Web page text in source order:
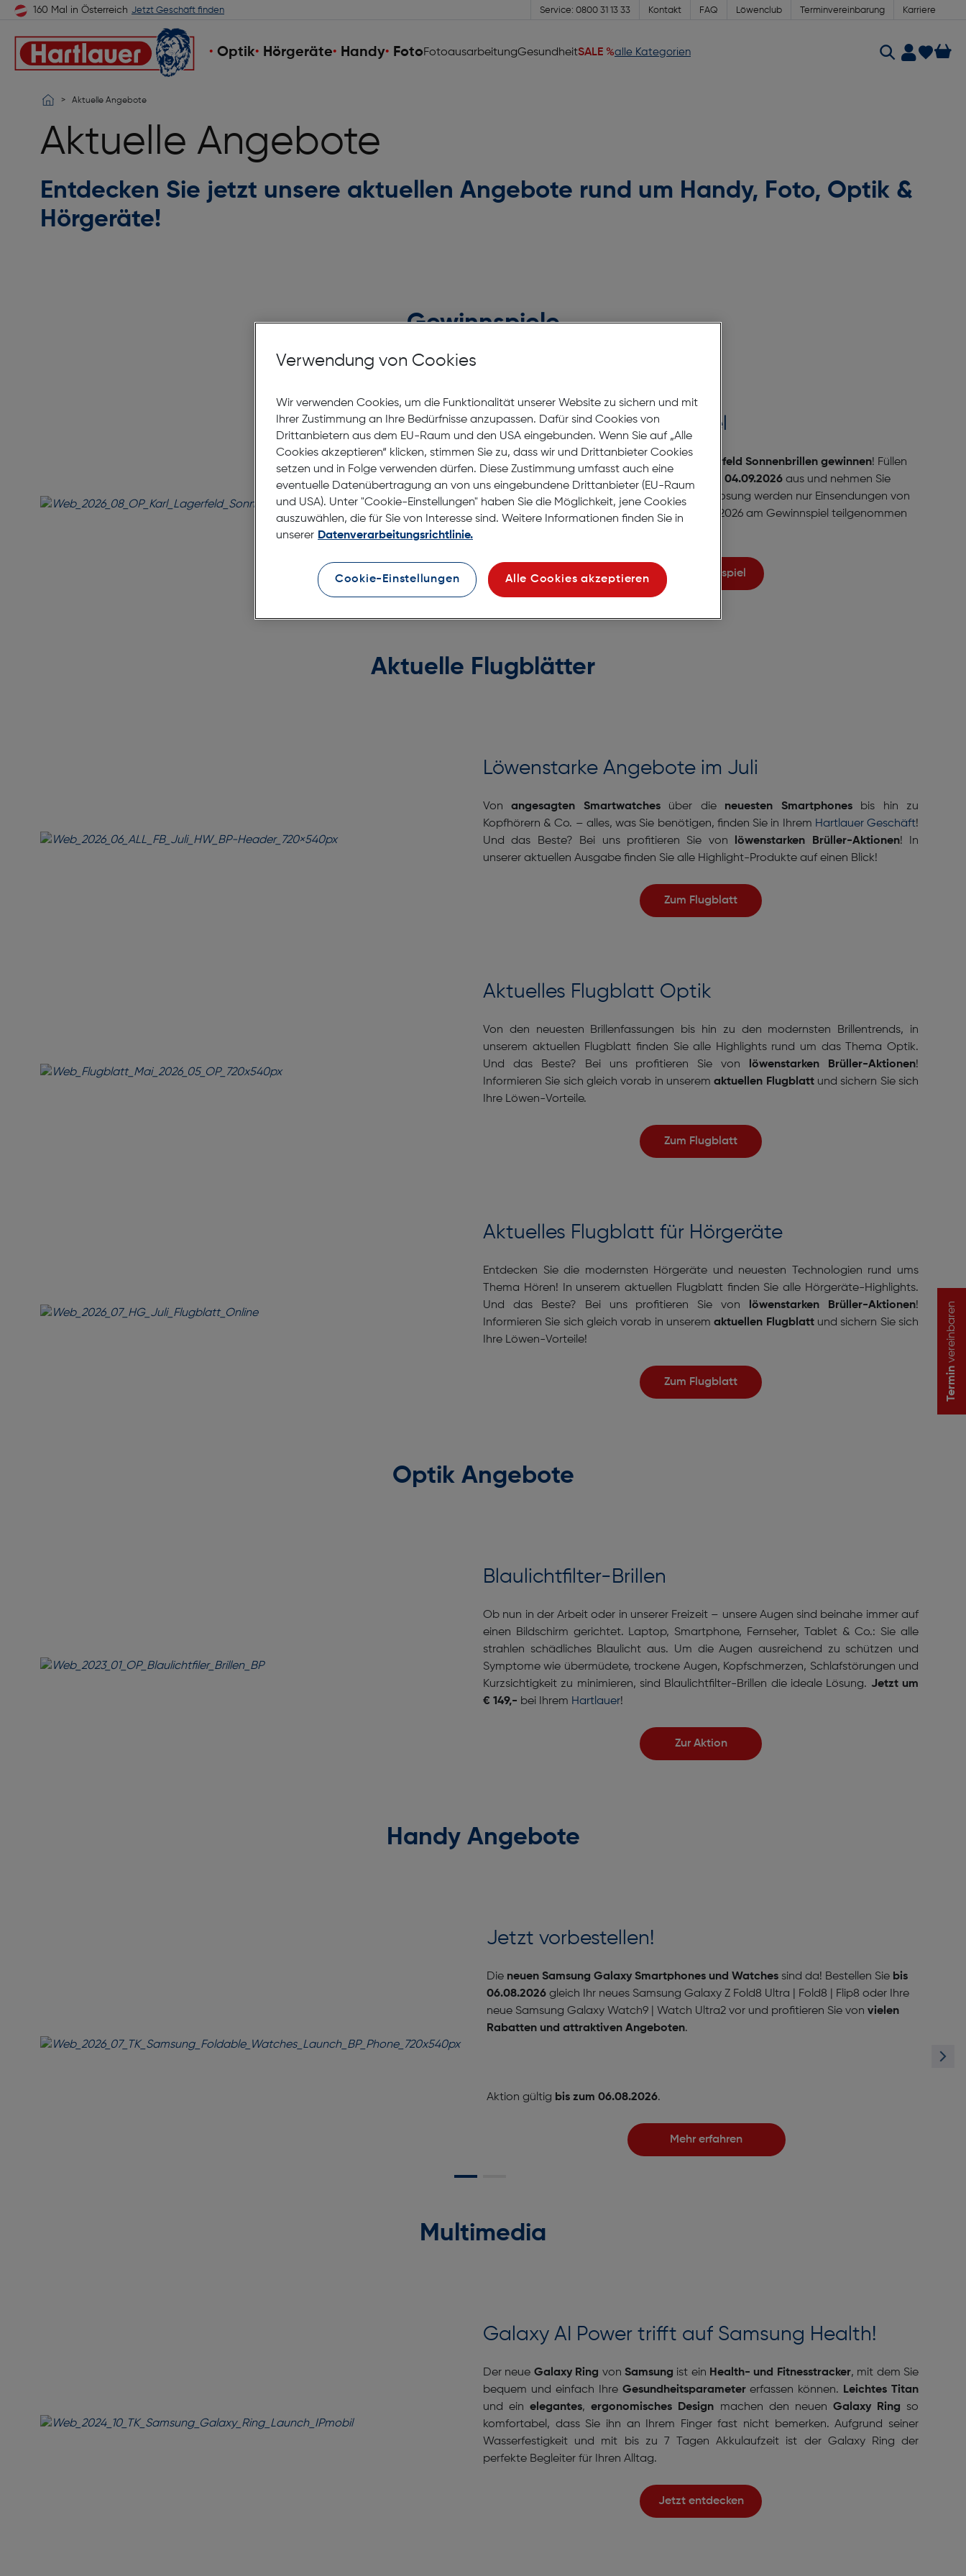
160 Mal in Österreich Jetzt Geschäft finden Service: 0800 31 13 33 Kontakt FAQ Löwenclub Terminvereinbarung Karriere
Optik Hörgeräte Handy FotoFotoausarbeitungGesundheitSALE %alle Kategorien
Aktuelle Angebote
Aktuelle Angebote
Entdecken Sie jetzt unsere aktuellen Angebote rund um Handy, Foto, Optik &
Hörgeräte!
Gewinnspiele
Karl Lagerfeld Gewinnspiel
Jetzt teilnehmen undeine von vier Karl Lagerfeld Sonnenbrillen gewinnen! Füllen
Sie das Gewinnspielformular
bis einschließlich 04.09.2026 aus und nehmen Sie
automatisch am Gewinnspiel teil. Bei der Auslosung werden nur Einsendungen von
Teilnehmer:innen berücksichtigt, die bis 04.09.2026 am Gewinnspiel teilgenommen
Zum Gewinnspiel
Aktuelle Flugblätter
Löwenstarke Angebote im Juli
Vonangesagten Smartwatchesüber dieneuesten Smartphonesbis hin zu
Kopfhörern & Co. – alles, was Sie benötigen, finden Sie in Ihrem Hartlauer Geschäft!
Und das Beste? Bei uns profitieren Sie von
löwenstarken Brüller-Aktionen! In
unserer aktuellen Ausgabe finden Sie alle Highlight-Produkte auf einen Blick!
Zum Flugblatt
Aktuelles Flugblatt Optik
Von den neuesten Brillenfassungen bis hin zu den modernsten Brillentrends, in
unserem aktuellen Flugblatt finden Sie alle Highlights rund um das Thema Optik.
Und das Beste? Bei uns profitieren Sie von
löwenstarken Brüller-Aktionen!
Informieren Sie sich gleich vorab in unserem aktuellen Flugblattund sichern Sie sich
Ihre Löwen-Vorteile.
Zum Flugblatt
Aktuelles Flugblatt für Hörgeräte
Entdecken Sie die modernsten Hörgeräte und neuesten Technologien rund ums
Thema Hören! In unserem aktuellen Flugblatt finden Sie alle Hörgeräte-Highlights.
Und das Beste? Bei uns profitieren Sie von
löwenstarken Brüller-Aktionen!
Informieren Sie sich gleich vorab in unserem aktuellen Flugblattund sichern Sie sich
Ihre Löwen-Vorteile!
Zum Flugblatt
Optik Angebote
Blaulichtfilter-Brillen
Ob nun in der Arbeit oder in unserer Freizeit – unsere Augen sind beinahe immer auf
einen Bildschirm gerichtet. Laptop, Smartphone, Fernseher, Tablet & Co.: Sie alle
strahlen schädliches Blaulicht aus. Um die Augen ausreichend zu schützen und
Symptome wie übermüdete, trockene Augen, Kopfschmerzen, Schlafstörungen und
Kurzsichtigkeit zu minimieren, sind Blaulichtfilter-Brillen die ideale Lösung. Jetzt um
€ 149,- bei Ihrem Hartlauer!
Zur Aktion
Handy Angebote
Jetzt vorbestellen!
Die neuen Samsung Galaxy Smartphones und Watches sind da! Bestellen Sie bis
06.08.2026 gleich Ihr neues Samsung Galaxy Z Fold8 Ultra | Fold8 | Flip8 oder Ihre
neue Samsung Galaxy Watch9 | Watch Ultra2 vor und profitieren Sie von vielen
Rabatten und attraktiven Angeboten.
Aktion gültig bis zum 06.08.2026.
Mehr erfahren
Multimedia
Galaxy AI Power trifft auf Samsung Health!
Der neue Galaxy Ring von Samsung ist ein Health- und Fitnesstracker, mit dem Sie
bequem und einfach Ihre Gesundheitsparametererfassen können.
Leichtes Titan
und einelegantes,ergonomisches Design machen den neuen Galaxy Ring so
komfortabel, dass Sie ihn an Ihrem Finger fast nicht bemerken. Aufgrund seiner
Wasserfestigkeit und mit bis zu 7 Tagen Akkulaufzeit ist der Galaxy Ring der
perfekte Begleiter für Ihren Alltag.
Jetzt entdecken
Termin
vereinbaren
Verwendung von Cookies
Wir verwenden Cookies, um die Funktionalität unserer Website zu sichern und mit
Ihrer Zustimmung an Ihre Bedürfnisse anzupassen. Dafür sind Cookies von
Drittanbietern aus dem EU-Raum und den USA eingebunden. Wenn Sie auf „Alle
Cookies akzeptieren“ klicken, stimmen Sie zu, dass wir und Drittanbieter Cookies
setzen und in Folge verwenden dürfen. Diese Zustimmung umfasst auch eine
eventuelle Datenübertragung an von uns eingebundene Drittanbieter (EU-Raum
und USA). Unter "Cookie-Einstellungen" haben Sie die Möglichkeit, jene Cookies
auszuwählen, die für Sie von Interesse sind. Weitere Informationen finden Sie in
unserer Datenverarbeitungsrichtlinie.
Cookie-Einstellungen Alle Cookies akzeptieren